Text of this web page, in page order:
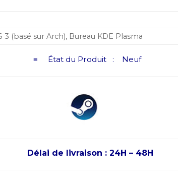
3 (basé sur Arch), Bureau KDE Plasma
≡ État du Produit : Neuf
Délai de livraison : 24H – 48H